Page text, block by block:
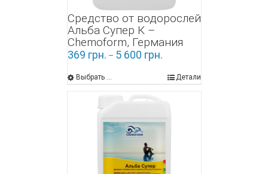
Средство от водорослей
Альба Супер К –
Chemoform, Германия
369 грн. – 5 600 грн.
Выбрать ... Детали